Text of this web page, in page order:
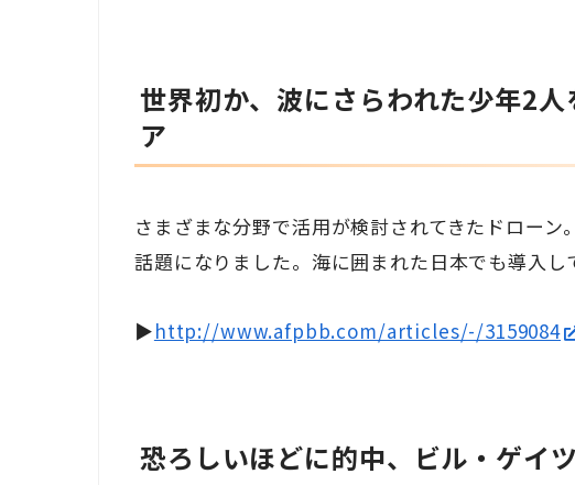
世界初か、波にさらわれた少年2
ア
さまざまな分野で活用が検討されてきたドロー
話題になりました。海に囲まれた日本でも導入し
▶http://www.afpbb.com/articles/-/3159084
恐ろしいほどに的中、ビル・ゲイ